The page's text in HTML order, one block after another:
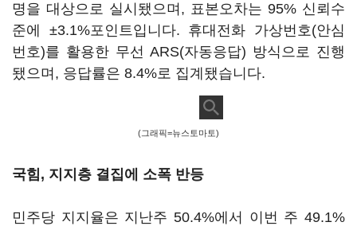
명을 대상으로 실시됐으며, 표본오차는 95% 신뢰수
준에 ±3.1%포인트입니다. 휴대전화 가상번호(안심
번호)를 활용한 무선 ARS(자동응답) 방식으로 진행
됐으며, 응답률은 8.4%로 집계됐습니다.
(그래픽=뉴스토마토)
국힘, 지지층 결집에 소폭 반등
민주당 지지율은 지난주 50.4%에서 이번 주 49.1%